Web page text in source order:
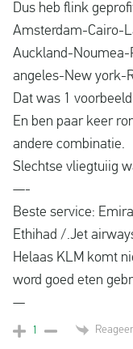
Dus heb flink
Amsterdam-Cairo-
Auckland-
angeles-New york-
Dat was 1
En ben paar keer
andere combinatie.
Slechtse vliegtuiig
—-
Beste service:
Ethihad /.Jet
Helaas KLM komt
word goed eten
—
1 Reageer